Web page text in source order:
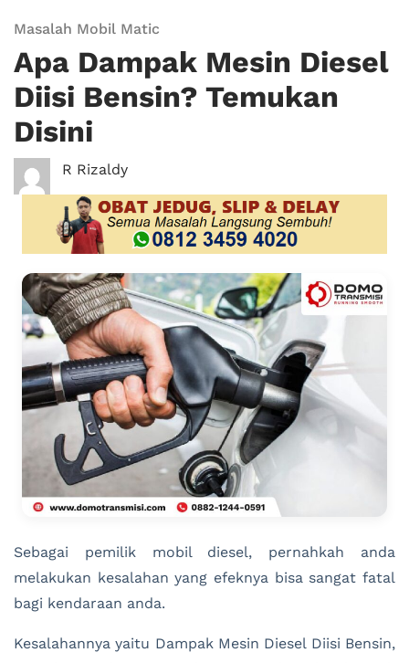
Masalah Mobil Matic
Apa Dampak Mesin Diesel
Diisi Bensin? Temukan
Disini
R Rizaldy
Sebagai pemilik mobil diesel, pernahkah anda
melakukan kesalahan yang efeknya bisa sangat fatal
bagi kendaraan anda.
Kesalahannya yaitu Dampak Mesin Diesel Diisi Bensin,